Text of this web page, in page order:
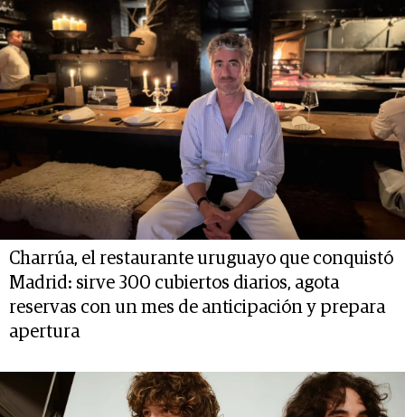
Charrúa, el restaurante uruguayo que conquistó
Madrid: sirve 300 cubiertos diarios, agota
reservas con un mes de anticipación y prepara
apertura